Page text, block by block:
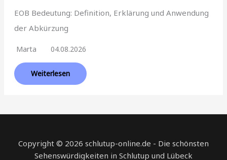
EOB Bedeutung: Definition, Erklärung und Anwendung
der Abkürzung
Marta 04.08.2026
Weiterlesen
Copyright © 2026 schlutup-online.de - Die schönsten
Sehenswürdigkeiten in Schlutup und Lübeck